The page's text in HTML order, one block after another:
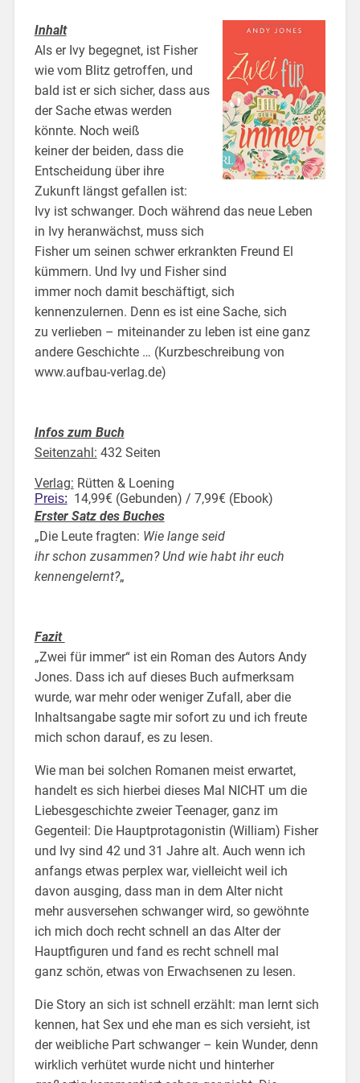
Inhalt
Als er Ivy begegnet, ist Fisher
wie vom Blitz getroffen, und
bald ist er sich sicher, dass aus
der Sache etwas werden
könnte. Noch weiß
keiner der beiden, dass die
Entscheidung über ihre
Zukunft längst gefallen ist:
Ivy ist schwanger. Doch während das neue Leben
in Ivy heranwächst, muss sich
Fisher um seinen schwer erkrankten Freund El
kümmern. Und Ivy und Fisher sind
immer noch damit beschäftigt, sich
kennenzulernen. Denn es ist eine Sache, sich
zu verlieben – miteinander zu leben ist eine ganz
andere Geschichte … (Kurzbeschreibung von
www.aufbau-verlag.de)
Infos zum Buch
Seitenzahl: 432 Seiten
Verlag: Rütten & Loening
Preis: 14,99€ (Gebunden) / 7,99€ (Ebook)
Erster Satz des Buches
„Die Leute fragten: Wie lange seid
ihr schon zusammen? Und wie habt ihr euch
kennengelernt?„
Fazit
„Zwei für immer“ ist ein Roman des Autors Andy
Jones. Dass ich auf dieses Buch aufmerksam
wurde, war mehr oder weniger Zufall, aber die
Inhaltsangabe sagte mir sofort zu und ich freute
mich schon darauf, es zu lesen.
Wie man bei solchen Romanen meist erwartet,
handelt es sich hierbei dieses Mal NICHT um die
Liebesgeschichte zweier Teenager, ganz im
Gegenteil: Die Hauptprotagonistin (William) Fisher
und Ivy sind 42 und 31 Jahre alt. Auch wenn ich
anfangs etwas perplex war, vielleicht weil ich
davon ausging, dass man in dem Alter nicht
mehr ausversehen schwanger wird, so gewöhnte
ich mich doch recht schnell an das Alter der
Hauptfiguren und fand es recht schnell mal
ganz schön, etwas von Erwachsenen zu lesen.
Die Story an sich ist schnell erzählt: man lernt sich
kennen, hat Sex und ehe man es sich versieht, ist
der weibliche Part schwanger – kein Wunder, denn
wirklich verhütet wurde nicht und hinterher